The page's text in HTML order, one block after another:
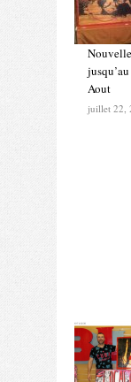
Aout
juillet 22,